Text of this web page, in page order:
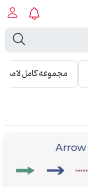
مجموعه کامل لامپ